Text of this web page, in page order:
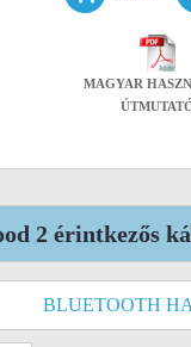
MAGYAR
2 érintkezős
BLUETOOTH